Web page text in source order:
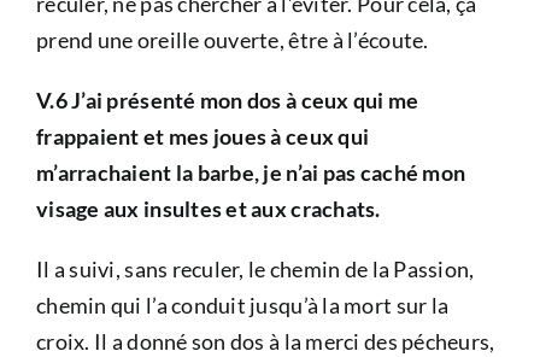
prend une oreille ouverte, être à l’écoute.
V.6 J’ai présenté mon dos à ceux qui me
frappaient et mes joues à ceux qui
m’arrachaient la barbe, je n’ai pas caché mon
visage aux insultes et aux crachats.
Il a suivi, sans reculer, le chemin de la Passion,
chemin qui l’a conduit jusqu’à la mort sur la
croix. Il a donné son dos à la merci des pécheurs,